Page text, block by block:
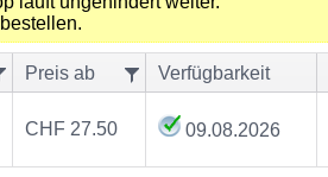
Preis ab Verfügbarkeit
CHF 27.50 09.08.2026